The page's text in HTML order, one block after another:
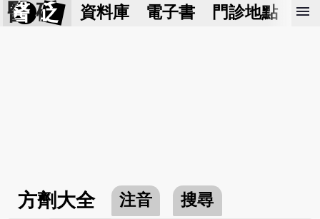
醫 砭 資料庫 電子書 門診地點 預
menu
方劑大全 注音 搜尋